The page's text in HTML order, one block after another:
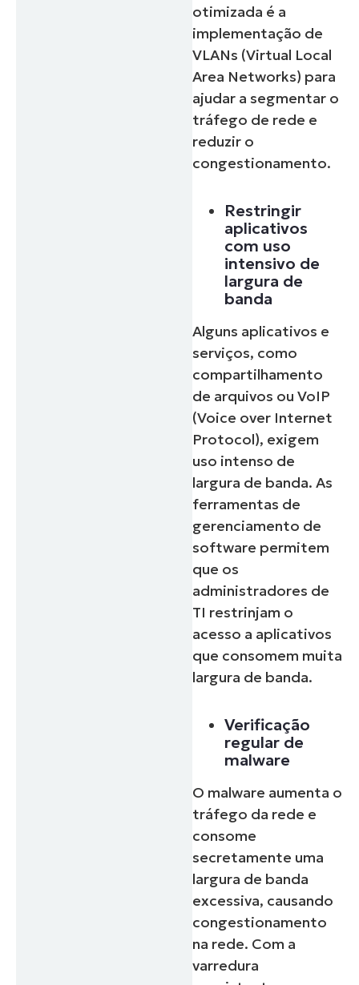
otimizada é a
implementação de
VLANs (Virtual Local
Area Networks) para
ajudar a segmentar o
tráfego de rede e
reduzir o
congestionamento.
Restringir
aplicativos
com uso
intensivo de
largura de
banda
Alguns aplicativos e
serviços, como
compartilhamento
de arquivos ou VoIP
(Voice over Internet
Protocol), exigem
uso intenso de
largura de banda. As
ferramentas de
gerenciamento de
software permitem
que os
administradores de
TI restrinjam o
acesso a aplicativos
que consomem muita
largura de banda.
Verificação
regular de
malware
O malware aumenta o
tráfego da rede e
consome
secretamente uma
largura de banda
excessiva, causando
congestionamento
na rede. Com a
varredura